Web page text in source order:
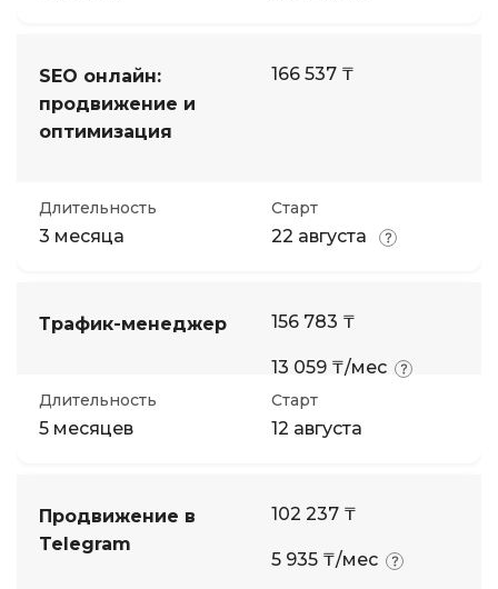
SEO онлайн:
продвижение и
оптимизация
166 537 ₸
Длительность
3 месяца
Старт
22 августа
Трафик-менеджер 156 783 ₸
13 059 ₸/мес
Длительность
5 месяцев
Старт
12 августа
Продвижение в
Telegram
102 237 ₸
5 935 ₸/мес